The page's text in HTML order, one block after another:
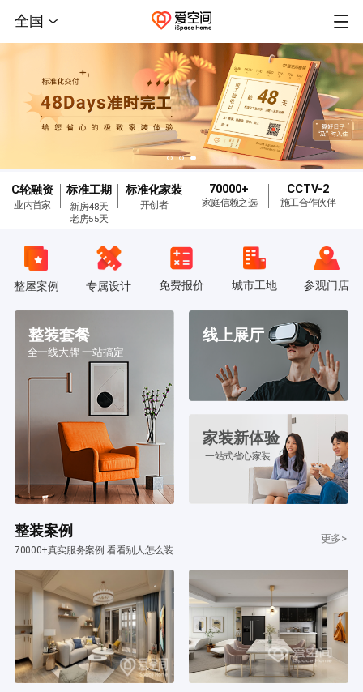
全国
C轮融资
业内首家
标准工期
新房48天
老房55天
标准化家装
开创者
70000+
家庭信赖之选
CCTV-2
施工合作伙伴
整屋案例 专属设计 免费报价 城市工地 参观门店
整装套餐
全一线大牌 一站搞定
线上展厅
家装新体验
一站式省心家装
整装案例
70000+真实服务案例 看看别人怎么装
更多>